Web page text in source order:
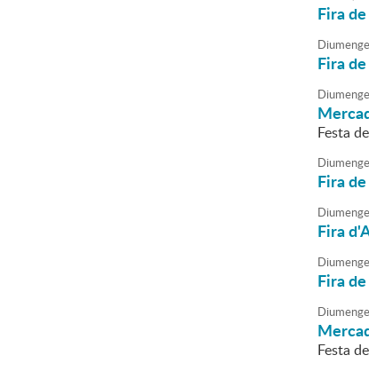
Fira
Fira
Festa
Fira
Fira
Fira
Festa